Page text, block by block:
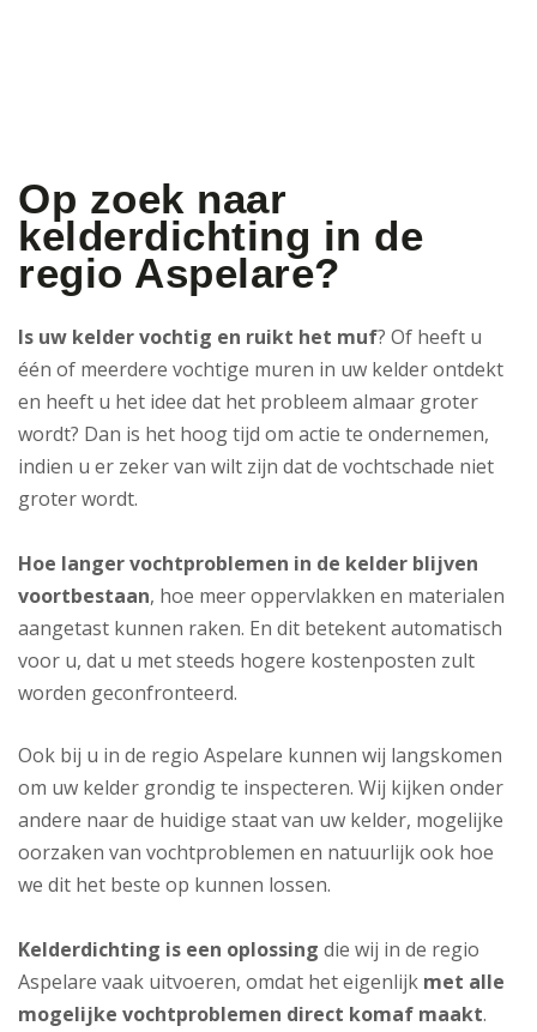
Op zoek naar
kelderdichting in de
regio Aspelare?
Is uw kelder vochtig en ruikt het muf? Of heeft u
één of meerdere vochtige muren in uw kelder ontdekt
en heeft u het idee dat het probleem almaar groter
wordt? Dan is het hoog tijd om actie te ondernemen,
indien u er zeker van wilt zijn dat de vochtschade niet
groter wordt.
Hoe langer vochtproblemen in de kelder blijven
voortbestaan, hoe meer oppervlakken en materialen
aangetast kunnen raken. En dit betekent automatisch
voor u, dat u met steeds hogere kostenposten zult
worden geconfronteerd.
Ook bij u in de regio Aspelare kunnen wij langskomen
om uw kelder grondig te inspecteren. Wij kijken onder
andere naar de huidige staat van uw kelder, mogelijke
oorzaken van vochtproblemen en natuurlijk ook hoe
we dit het beste op kunnen lossen.
Kelderdichting is een oplossing die wij in de regio
Aspelare vaak uitvoeren, omdat het eigenlijk met alle
mogelijke vochtproblemen direct komaf maakt.